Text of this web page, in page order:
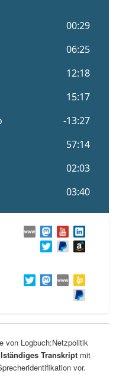
von Logbuch:Netzpolitik
Transkriptmit
vor.